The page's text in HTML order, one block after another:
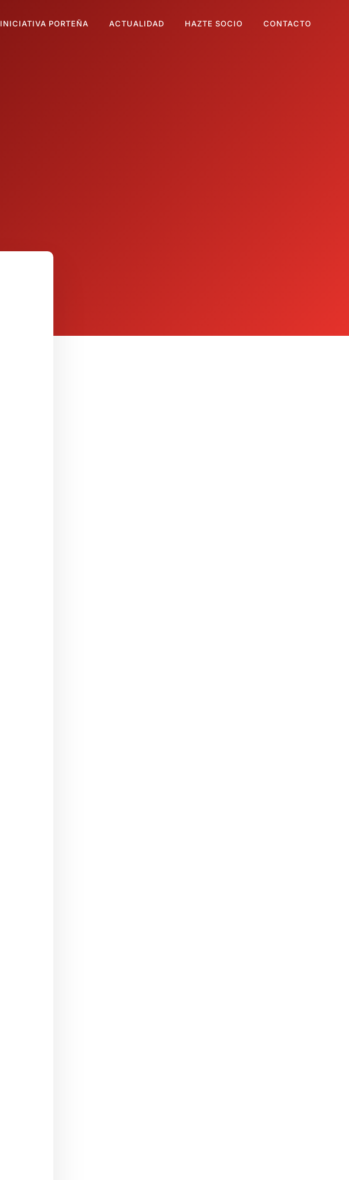
INICIATIVA PORTEÑA ACTUALIDAD HAZTE SOCIO CONTACTO